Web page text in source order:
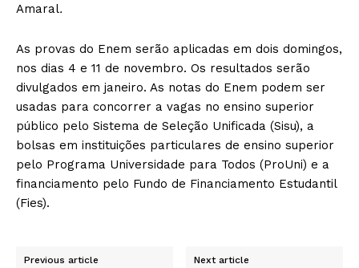
Amaral.
As provas do Enem serão aplicadas em dois domingos,
nos dias 4 e 11 de novembro. Os resultados serão
divulgados em janeiro. As notas do Enem podem ser
usadas para concorrer a vagas no ensino superior
público pelo Sistema de Seleção Unificada (Sisu), a
bolsas em instituições particulares de ensino superior
pelo Programa Universidade para Todos (ProUni) e a
financiamento pelo Fundo de Financiamento Estudantil
(Fies).
Previous article Next article